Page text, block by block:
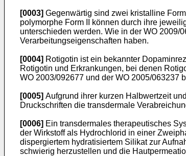
[0003] Gegenwärtig sind zwei kristalline
polymorphe Form II können durch ihre
unterschieden werden. Wie in der WO 2009/
Verarbeitungseigenschaften haben.
[0004] Rotigotin ist ein bekannter
Rotigotin und Erkrankungen, bei denen
WO 2003/092677 und der WO 2005/063237
[0005] Aufgrund ihrer kurzen Halbwertzeit
Druckschriften die transdermale
[0006] Ein transdermales therapeutisches
der Wirkstoff als Hydrochlorid in einer
dispergiertem hydratisiertem Silikat zur
schwierig herzustellen und die